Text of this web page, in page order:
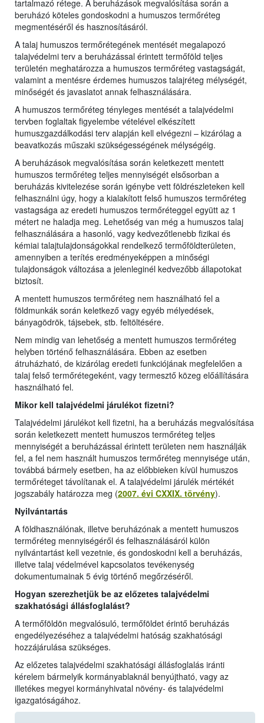
tartalmazó rétege. A beruházások megvalósítása során a
beruházó köteles gondoskodni a humuszos termőréteg
megmentéséről és hasznosításáról.
A talaj humuszos termőrétegének mentését megalapozó
talajvédelmi terv a beruházással érintett termőföld teljes
területén meghatározza a humuszos termőréteg vastagságát,
valamint a mentésre érdemes humuszos talajréteg mélységét,
minőségét és javaslatot annak felhasználására.
A humuszos termőréteg tényleges mentését a talajvédelmi
tervben foglaltak figyelembe vételével elkészített
humuszgazdálkodási terv alapján kell elvégezni – kizárólag a
beavatkozás műszaki szükségességének mélységéig.
A beruházások megvalósítása során keletkezett mentett
humuszos termőréteg teljes mennyiségét elsősorban a
beruházás kivitelezése során igénybe vett földrészleteken kell
felhasználni úgy, hogy a kialakított felső humuszos termőréteg
vastagsága az eredeti humuszos termőréteggel együtt az 1
métert ne haladja meg. Lehetőség van még a humuszos talaj
felhasználására a hasonló, vagy kedvezőtlenebb fizikai és
kémiai talajtulajdonságokkal rendelkező termőföldterületen,
amennyiben a terítés eredményeképpen a minőségi
tulajdonságok változása a jelenleginél kedvezőbb állapotokat
biztosít.
A mentett humuszos termőréteg nem használható fel a
földmunkák során keletkező vagy egyéb mélyedések,
bányagödrök, tájsebek, stb. feltöltésére.
Nem mindig van lehetőség a mentett humuszos termőréteg
helyben történő felhasználására. Ebben az esetben
átruházható, de kizárólag eredeti funkciójának megfelelően a
talaj felső termőrétegeként, vagy termesztő közeg előállítására
használható fel.
Mikor kell talajvédelmi járulékot fizetni?
Talajvédelmi járulékot kell fizetni, ha a beruházás megvalósítása
során keletkezett mentett humuszos termőréteg teljes
mennyiségét a beruházással érintett területen nem használják
fel, a fel nem használt humuszos termőréteg mennyisége után,
továbbá bármely esetben, ha az előbbieken kívül humuszos
termőréteget távolítanak el. A talajvédelmi járulék mértékét
jogszabály határozza meg (2007. évi CXXIX. törvény).
Nyilvántartás
A földhasználónak, illetve beruházónak a mentett humuszos
termőréteg mennyiségéről és felhasználásáról külön
nyilvántartást kell vezetnie, és gondoskodni kell a beruházás,
illetve talaj védelmével kapcsolatos tevékenység
dokumentumainak 5 évig történő megőrzéséről.
Hogyan szerezhetjük be az előzetes talajvédelmi
szakhatósági állásfoglalást?
A termőföldön megvalósuló, termőföldet érintő beruházás
engedélyezéséhez a talajvédelmi hatóság szakhatósági
hozzájárulása szükséges.
Az előzetes talajvédelmi szakhatósági állásfoglalás iránti
kérelem bármelyik kormányablaknál benyújtható, vagy az
illetékes megyei kormányhivatal növény- és talajvédelmi
igazgatóságához.